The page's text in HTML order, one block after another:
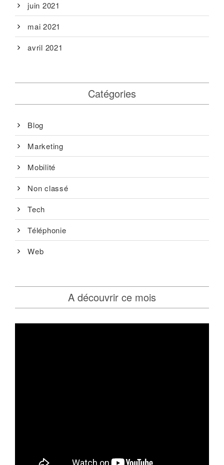
juin 2021
mai 2021
avril 2021
Catégories
Blog
Marketing
Mobilité
Non classé
Tech
Téléphonie
Web
A découvrir ce mois